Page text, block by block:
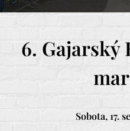
6. Gajarský
Sobota, 17.